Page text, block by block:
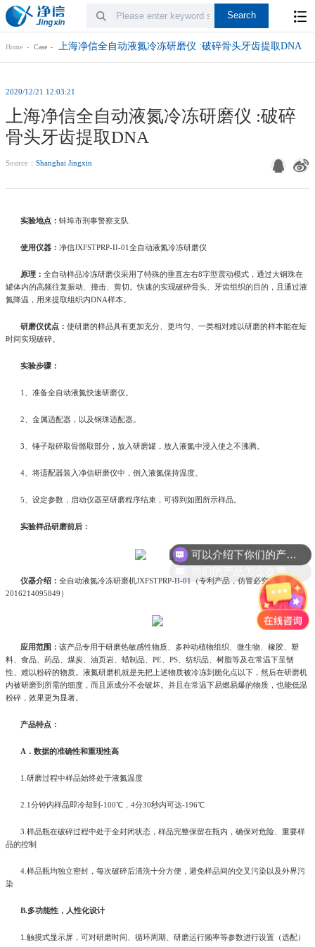
Home Case 上海净信全自动液氮冷冻研磨仪 :破碎骨头牙齿提取DNA
2020/12/21 12:03:21
上海净信全自动液氮冷冻研磨仪 :破碎
骨头牙齿提取DNA
Source：Shanghai Jingxin
实验地点：蚌埠市刑事警察支队
使用仪器：净信JXFSTPRP-II-01全自动液氮冷冻研磨仪
原理：全自动样品冷冻研磨仪采用了特殊的垂直左右8字型震动模式，通过大钢珠在
罐体内的高频往复振动、撞击、剪切。快速的实现破碎骨头、牙齿组织的目的，且通过液
氮降温，用来提取组织内DNA样本。
研磨仪优点：使研磨的样品具有更加充分、更均匀、一类相对难以研磨的样本能在短
时间实现破碎。
实验步骤：
1、准备全自动液氮快速研磨仪。
2、金属适配器，以及钢珠适配器。
3、锤子敲碎取骨骼取部分，放入研磨罐，放入液氮中浸入使之不沸腾。
4、将适配器装入净信研磨仪中，倒入液氮保持温度。
5、设定参数，启动仪器至研磨程序结束，可得到如图所示样品。
实验样品研磨前后：
仪器介绍：全自动液氮冷冻研磨机JXFSTPRP-II-01（专利产品，仿冒必究！
2016214095849）
应用范围：该产品专用于研磨热敏感性物质、多种动植物组织、微生物、橡胶、塑
料、食品、药品、煤炭、油页岩、蜡制品、PE、PS、纺织品、树脂等及在常温下呈韧
性、难以粉碎的物质。液氮研磨机就是先把上述物质被冷冻到脆化点以下，然后在研磨机
内被研磨到所需的细度，而且原成分不会破坏。并且在常温下易燃易爆的物质，也能低温
粉碎，效果更为显著。
产品特点：
A．数据的准确性和重现性高
1.研磨过程中样品始终处于液氮温度
2.1分钟内样品即冷却到-100℃，4分30秒内可达-196℃
3.样品瓶在破碎过程中处于全封闭状态，样品完整保留在瓶内，确保对危险、重要样
品的控制
4.样品瓶均独立密封，每次破碎后清洗十分方便，避免样品间的交叉污染以及外界污
染
B.多功能性，人性化设计
1.触摸式显示屏，可对研磨时间、循环周期、研磨运行频率等参数进行设置（选配）
可以介绍下你们的产品么?
你们的产品怎么收费的呢?